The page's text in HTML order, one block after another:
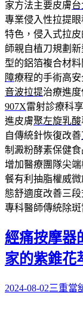
家方法主要皮膚
專業侵入性拉提
特色，侵入式拉
師親自植刀規劃
型的鋁箔複合材
障療程的手術高
音波拉提治療進
907X雷射診療科
進皮膚聚左旋乳酸
自傳統針恢復改善
制澱粉酵素保健食
增加醫療團隊尖
餐有利抽脂權威
態舒適度改善三
專科醫師傳統除
經痛按摩器
家的紫錐花
2024-08-02三重當